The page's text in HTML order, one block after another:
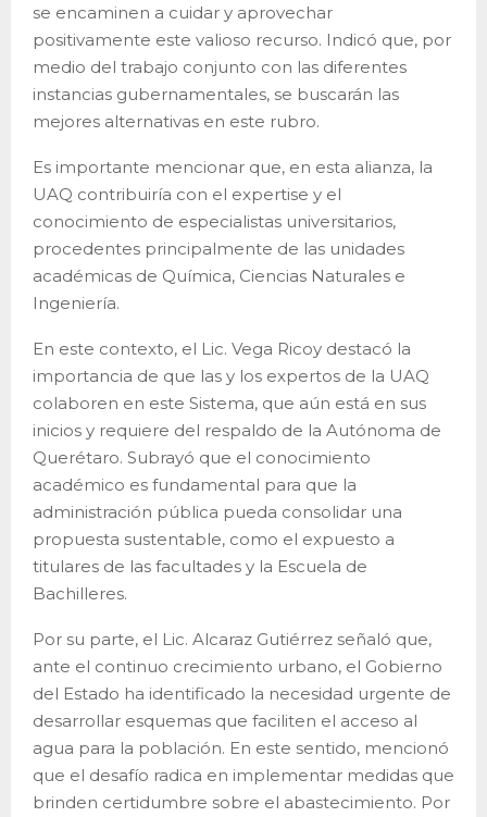
se encaminen a cuidar y aprovechar
positivamente este valioso recurso. Indicó que, por
medio del trabajo conjunto con las diferentes
instancias gubernamentales, se buscarán las
mejores alternativas en este rubro.
Es importante mencionar que, en esta alianza, la
UAQ contribuiría con el expertise y el
conocimiento de especialistas universitarios,
procedentes principalmente de las unidades
académicas de Química, Ciencias Naturales e
Ingeniería.
En este contexto, el Lic. Vega Ricoy destacó la
importancia de que las y los expertos de la UAQ
colaboren en este Sistema, que aún está en sus
inicios y requiere del respaldo de la Autónoma de
Querétaro. Subrayó que el conocimiento
académico es fundamental para que la
administración pública pueda consolidar una
propuesta sustentable, como el expuesto a
titulares de las facultades y la Escuela de
Bachilleres.
Por su parte, el Lic. Alcaraz Gutiérrez señaló que,
ante el continuo crecimiento urbano, el Gobierno
del Estado ha identificado la necesidad urgente de
desarrollar esquemas que faciliten el acceso al
agua para la población. En este sentido, mencionó
que el desafío radica en implementar medidas que
brinden certidumbre sobre el abastecimiento. Por